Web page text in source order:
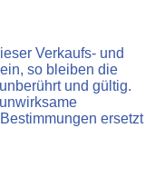
Verkaufs- und
so bleiben die
und gültig.
ersetzt